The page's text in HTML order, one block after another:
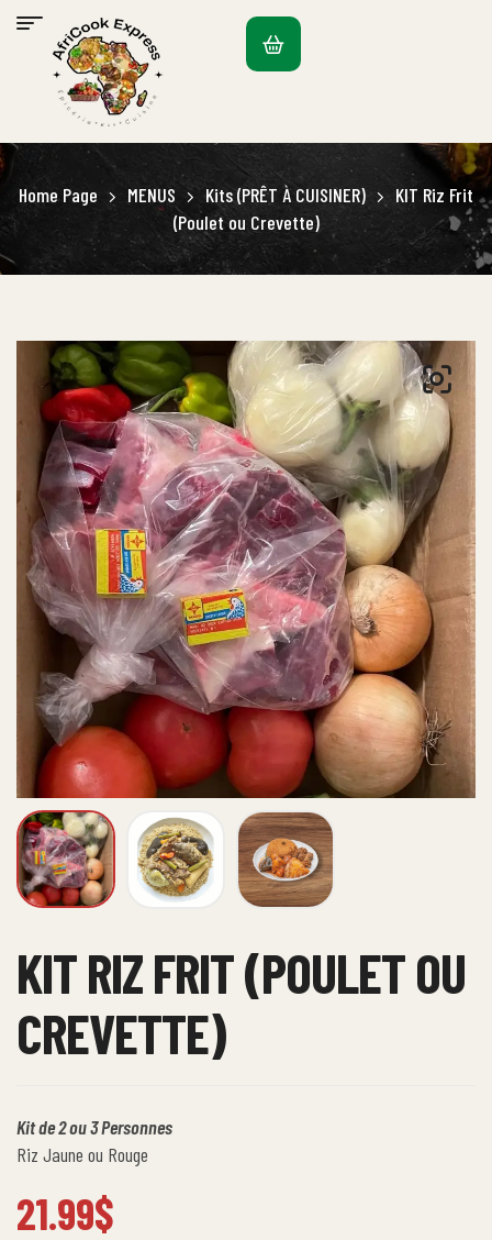
Home Page MENUS Kits (PRÊT À CUISINER)
KIT Riz Frit
(Poulet ou Crevette)
KIT RIZ FRIT (POULET OU
CREVETTE)
Kit de 2 ou 3 Personnes
Riz Jaune ou Rouge
21.99$